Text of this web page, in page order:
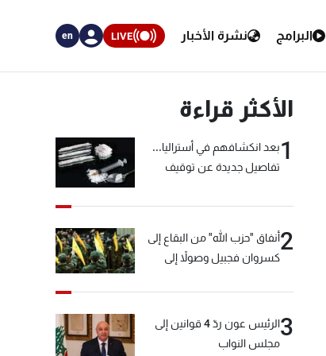
البرامج نشرة الأخبار LIVE
en
الأكثر قراءة
1بعد انكشافهم في أستراليا...
تفاصيل جديدة عن توقيف
2أنفاق "حزب الله" من البقاع إلى
كسروان فجبيل وصولاً إلى
3
الرئيس عون ردّ 4 قوانين إلى
مجلس النواب